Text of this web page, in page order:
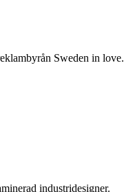
Sweden in love.
industridesigner.